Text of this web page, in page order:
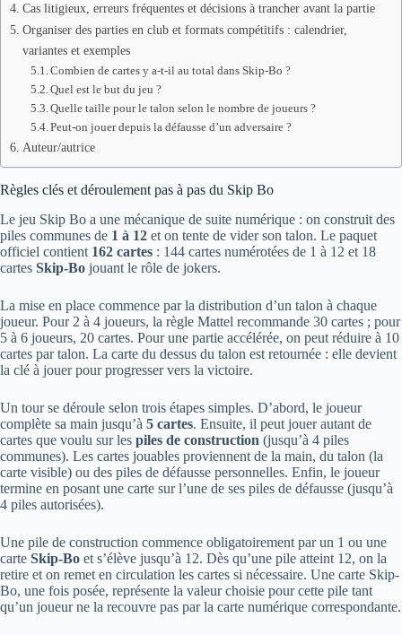
Cas litigieux, erreurs fréquentes et décisions à trancher avant la partie
Organiser des parties en club et formats compétitifs : calendrier,
variantes et exemples
Combien de cartes y a-t-il au total dans Skip-Bo ?
Quel est le but du jeu ?
Quelle taille pour le talon selon le nombre de joueurs ?
Peut-on jouer depuis la défausse d’un adversaire ?
Auteur/autrice
Règles clés et déroulement pas à pas du Skip Bo
Le jeu Skip Bo a une mécanique de suite numérique : on construit des
piles communes de 1 à 12 et on tente de vider son talon. Le paquet
officiel contient 162 cartes : 144 cartes numérotées de 1 à 12 et 18
cartes Skip-Bo jouant le rôle de jokers.
La mise en place commence par la distribution d’un talon à chaque
joueur. Pour 2 à 4 joueurs, la règle Mattel recommande 30 cartes ; pour
5 à 6 joueurs, 20 cartes. Pour une partie accélérée, on peut réduire à 10
cartes par talon. La carte du dessus du talon est retournée : elle devient
la clé à jouer pour progresser vers la victoire.
Un tour se déroule selon trois étapes simples. D’abord, le joueur
complète sa main jusqu’à 5 cartes. Ensuite, il peut jouer autant de
cartes que voulu sur les piles de construction (jusqu’à 4 piles
communes). Les cartes jouables proviennent de la main, du talon (la
carte visible) ou des piles de défausse personnelles. Enfin, le joueur
termine en posant une carte sur l’une de ses piles de défausse (jusqu’à
4 piles autorisées).
Une pile de construction commence obligatoirement par un 1 ou une
carte Skip-Bo et s’élève jusqu’à 12. Dès qu’une pile atteint 12, on la
retire et on remet en circulation les cartes si nécessaire. Une carte Skip-
Bo, une fois posée, représente la valeur choisie pour cette pile tant
qu’un joueur ne la recouvre pas par la carte numérique correspondante.